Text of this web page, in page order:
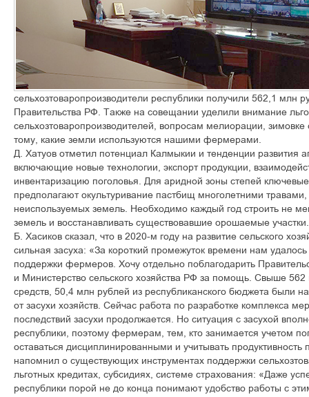
сельхозтоваропроизводители республики получили 562,1 млн
Правительства РФ. Также на совещании уделили внимание
сельхозтоваропроизводителей, вопросам мелиорации,
тому, какие земли используются нашими фермерами.
Д. Хатуов отметил потенциал Калмыкии и тенденции развития
включающие новые технологии, экспорт продукции,
инвентаризацию поголовья. Для аридной зоны степей
предполагают окультуривание пастбищ многолетними травами,
неиспользуемых земель. Необходимо каждый год строить не
земель и восстанавливать существовавшие орошаемые участки.
Б. Хасиков сказал, что в 2020-м году на развитие сельского
сильная засуха: «За короткий промежуток времени нам
поддержки фермеров. Хочу отдельно поблагодарить
и Министерство сельского хозяйства РФ за помощь. Свыше
средств, 50,4 млн рублей из республиканского бюджета были
от засухи хозяйств. Сейчас работа по разработке комплекса
последствий засухи продолжается. Но ситуация с засухой
республики, поэтому фермерам, тем, кто занимается учетом
оставаться дисциплинированными и учитывать
напомнил о существующих инструментах поддержки
льготных кредитах, субсидиях, системе страхования: «Даже
республики порой не до конца понимают удобство работы с